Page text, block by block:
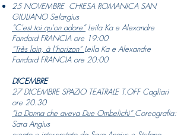
25 NOVEMBRE CHIESA ROMANICA SAN
GIULIANO Selargius
“C'est toi qu'on adore”Leila Ka e Alexandre
Fandard FRANCIA ore 19:00 ​
“Très loin, à l’horizon”Leila Ka e Alexandre
Fandard FRANCIA ore 20:00
DICEMBRE
27 DICEMBRE SPAZIO TEATRALE T.OFF Cagliari
ore 20.30
“La Donna che aveva Due Ombelichi” Coreografia:
Sara Angius